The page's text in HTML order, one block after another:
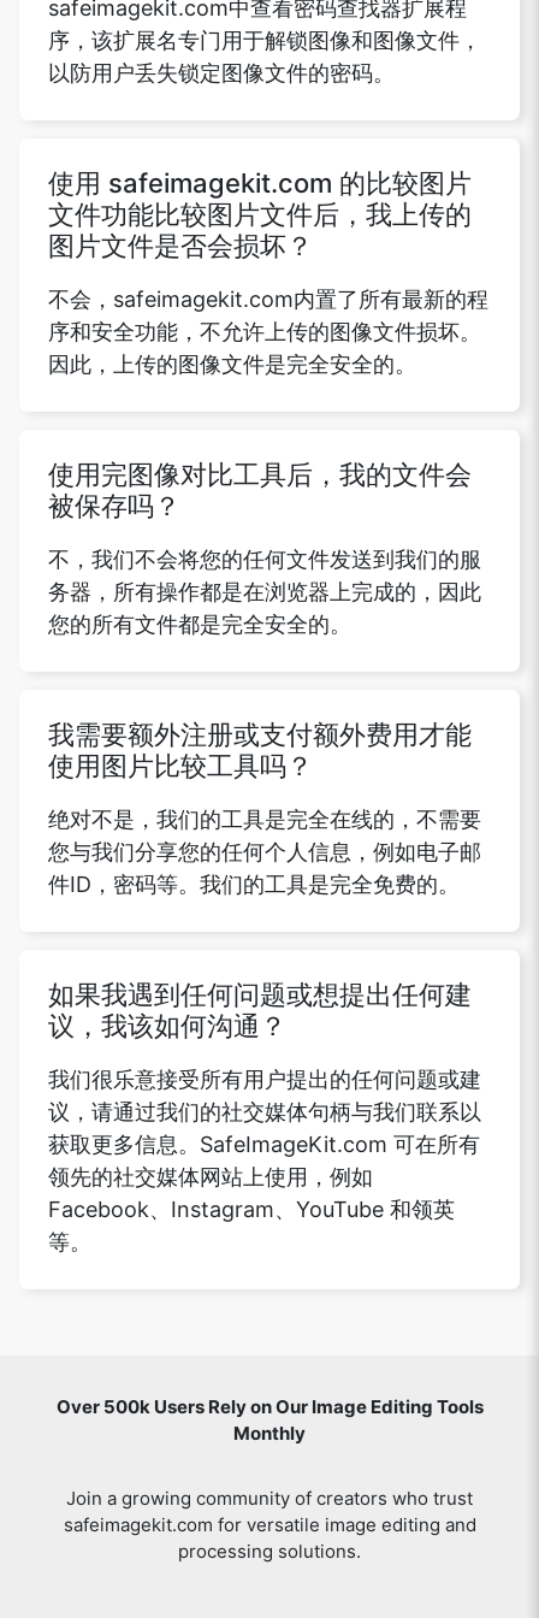
safeimagekit.com中查看密码查找器扩展程
序，该扩展名专门用于解锁图像和图像文件，
以防用户丢失锁定图像文件的密码。
使用 safeimagekit.com 的比较图片
文件功能比较图片文件后，我上传的
图片文件是否会损坏？
不会，safeimagekit.com内置了所有最新的程
序和安全功能，不允许上传的图像文件损坏。
因此，上传的图像文件是完全安全的。
使用完图像对比工具后，我的文件会
被保存吗？
不，我们不会将您的任何文件发送到我们的服
务器，所有操作都是在浏览器上完成的，因此
您的所有文件都是完全安全的。
我需要额外注册或支付额外费用才能
使用图片比较工具吗？
绝对不是，我们的工具是完全在线的，不需要
您与我们分享您的任何个人信息，例如电子邮
件ID，密码等。我们的工具是完全免费的。
如果我遇到任何问题或想提出任何建
议，我该如何沟通？
我们很乐意接受所有用户提出的任何问题或建
议，请通过我们的社交媒体句柄与我们联系以
获取更多信息。SafeImageKit.com 可在所有
领先的社交媒体网站上使用，例如
Facebook、Instagram、YouTube 和领英
等。
Over 500k Users Rely on Our Image Editing Tools
Monthly
Join a growing community of creators who trust
safeimagekit.com for versatile image editing and
processing solutions.